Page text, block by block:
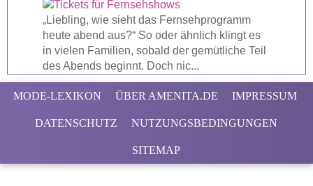
„Liebling, wie sieht das Fernsehprogramm
heute abend aus?“ So oder ähnlich klingt es
in vielen Familien, sobald der gemütliche Teil
des Abends beginnt. Doch nic...
MODE-LEXIKON ÜBER AMENITA.DE IMPRESSUM
DATENSCHUTZ NUTZUNGSBEDINGUNGEN
SITEMAP